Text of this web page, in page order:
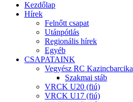
Kezdőlap
Hírek
Felnőtt csapat
Utánpótlás
Regionális hírek
Egyéb
CSAPATAINK
Vegyész RC Kazincbarcika
Szakmai stáb
VRCK U20 (fiú)
VRCK U17 (fiú)